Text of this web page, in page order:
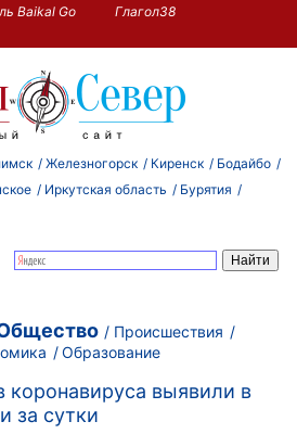
Baikal Go
Глагол38
Железногорск Киренск
Бодайбо
Иркутская область
Бурятия
Происшествия
Образование
коронавируса выявили в
за сутки